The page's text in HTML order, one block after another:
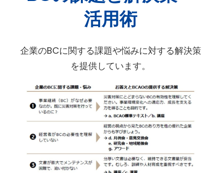
活用術
企業のBCに関する課題や悩みに対する解決策
を提供しています。